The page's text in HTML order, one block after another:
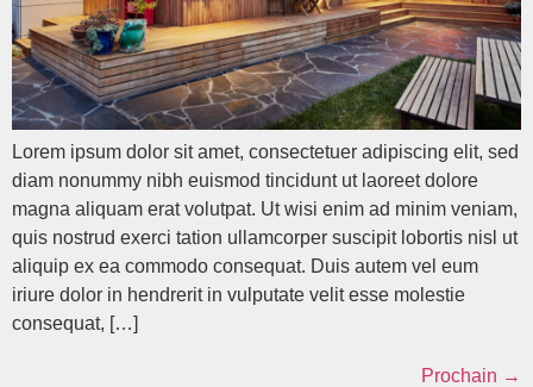
Lorem ipsum dolor sit amet, consectetuer adipiscing elit, sed
diam nonummy nibh euismod tincidunt ut laoreet dolore
magna aliquam erat volutpat. Ut wisi enim ad minim veniam,
quis nostrud exerci tation ullamcorper suscipit lobortis nisl ut
aliquip ex ea commodo consequat. Duis autem vel eum
iriure dolor in hendrerit in vulputate velit esse molestie
consequat, […]
Prochain →